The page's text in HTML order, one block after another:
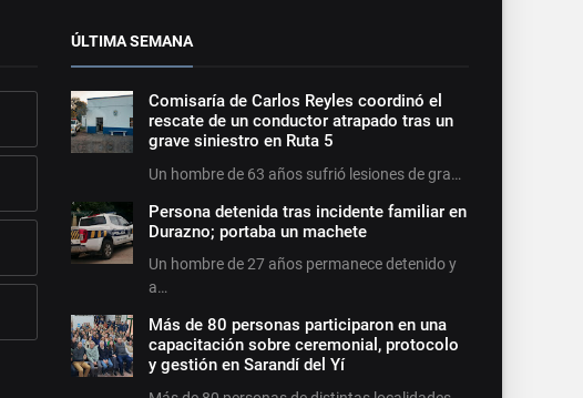
ÚLTIMA SEMANA
Comisaría de Carlos Reyles coordinó el
rescate de un conductor atrapado tras un
grave siniestro en Ruta 5
Un hombre de 63 años sufrió lesiones de gra…
Persona detenida tras incidente familiar en
Durazno; portaba un machete
Un hombre de 27 años permanece detenido y
a…
Más de 80 personas participaron en una
capacitación sobre ceremonial, protocolo
y gestión en Sarandí del Yí